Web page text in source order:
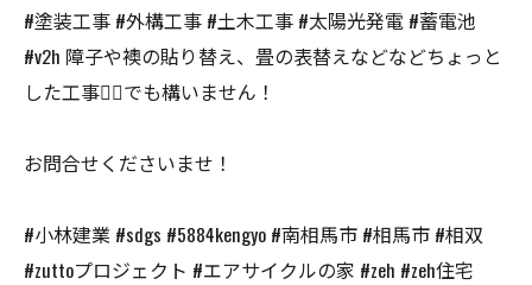
#塗装工事 #外構工事 #土木工事 #太陽光発電 #蓄電池
#v2h 障子や襖の貼り替え、畳の表替えなどなどちょっと
した工事👷‍♂️でも構いません！
お問合せくださいませ！
#小林建業 #sdgs #5884kengyo #南相馬市 #相馬市 #相双
#zuttoプロジェクト #エアサイクルの家 #zeh #zeh住宅